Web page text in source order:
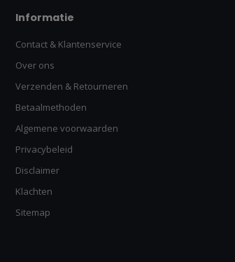
Informatie
Contact & Klantenservice
Over ons
Verzenden & Retourneren
Betaalmethoden
Algemene voorwaarden
Privacybeleid
Disclaimer
Klachten
Sitemap